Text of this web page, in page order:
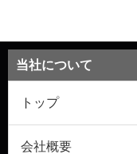
当社について
トップ
会社概要